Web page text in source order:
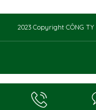
2023 Copyright CÔNG TY